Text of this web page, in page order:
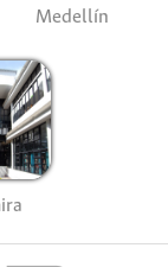
Medellín